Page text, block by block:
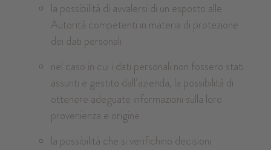
la possibilità di avvalersi di un esposto alle
Autorità competenti in materia di protezione
dei dati personali
nel caso in cui i dati personali non fossero stati
assunti e gestito dall’azienda, la possibilità di
ottenere adeguate informazioni sulla loro
provenienza e origine
la possibilità che si verifichino decisioni